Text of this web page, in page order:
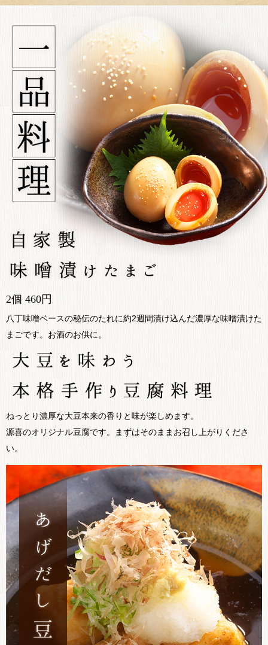
2個 460円
八丁味噌ベースの秘伝のたれに約2週間漬け込んだ濃厚な味噌漬けた
まごです。お酒のお供に。
ねっとり濃厚な大豆本来の香りと味が楽しめます。
源喜のオリジナル豆腐です。まずはそのままお召し上がりくださ
い。